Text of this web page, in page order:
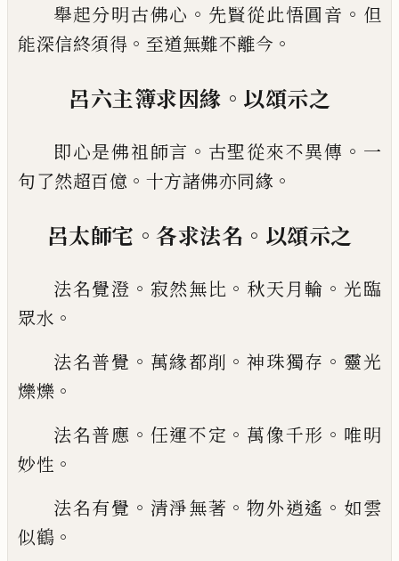
舉起分明古佛心 。 先賢從此悟圓音 。 但
能深信終須得 。 至道無難不離今 。
呂六主簿求因緣 。 以頌示之
即心是佛祖師言 。 古聖從來不異傳 。 一
句了然超百億 。 十方諸佛亦同緣 。
呂太師宅 。 各求法名 。 以頌示之
法名覺澄 。 寂然無比 。 秋天月輪 。 光臨
眾水 。
法名普覺 。 萬緣都削 。神珠獨存 。 靈光
爍爍 。
法名普應 。 任運不定 。 萬像千形 。 唯明
妙性 。
法名有覺 。 清淨無著 。物外逍遙 。 如雲
似鶴 。